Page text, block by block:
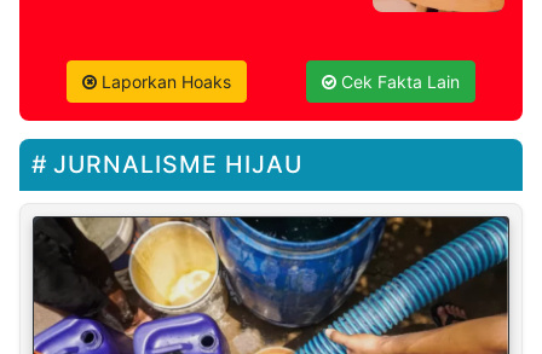
Laporkan Hoaks Cek Fakta Lain
JURNALISME HIJAU